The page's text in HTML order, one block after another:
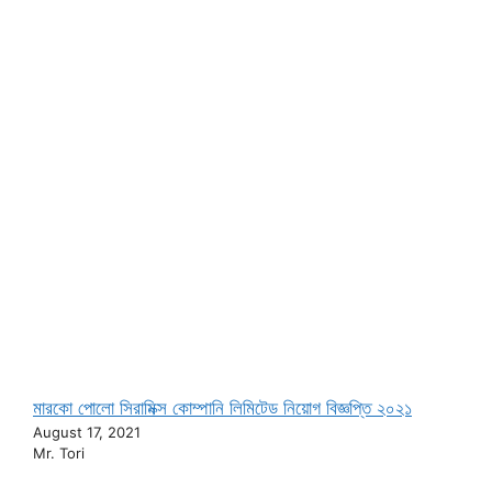
মারকো পোলো সিরামিক্স কোম্পানি লিমিটেড নিয়োগ বিজ্ঞপ্তি ২০২১
August 17, 2021
Mr. Tori